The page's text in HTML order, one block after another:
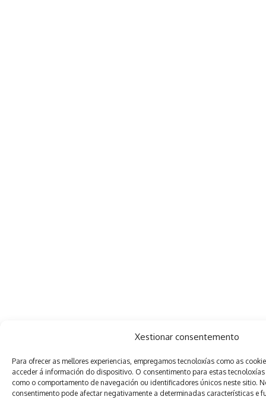
Xestionar consentemento
Para ofrecer as mellores experiencias, empregamos tecnoloxías como as
acceder á información do dispositivo. O consentimento para estas
como o comportamento de navegación ou identificadores únicos neste sitio.
consentimento pode afectar negativamente a determinadas características e